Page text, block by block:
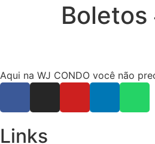
Boletos
Aqui na WJ CONDO você não
Links